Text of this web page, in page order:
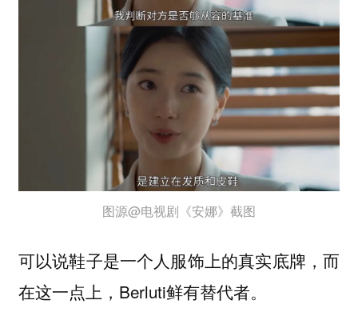
图源@电视剧《安娜》截图
可以说鞋子是一个人服饰上的真实底牌，而
在这一点上，Berluti鲜有替代者。